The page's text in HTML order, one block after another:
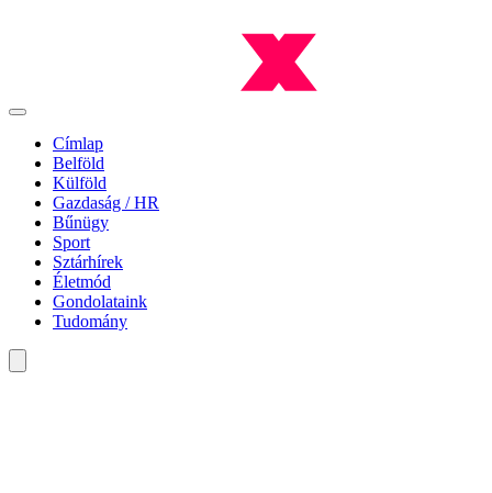
Címlap
Belföld
Külföld
Gazdaság / HR
Bűnügy
Sport
Sztárhírek
Életmód
Gondolataink
Tudomány